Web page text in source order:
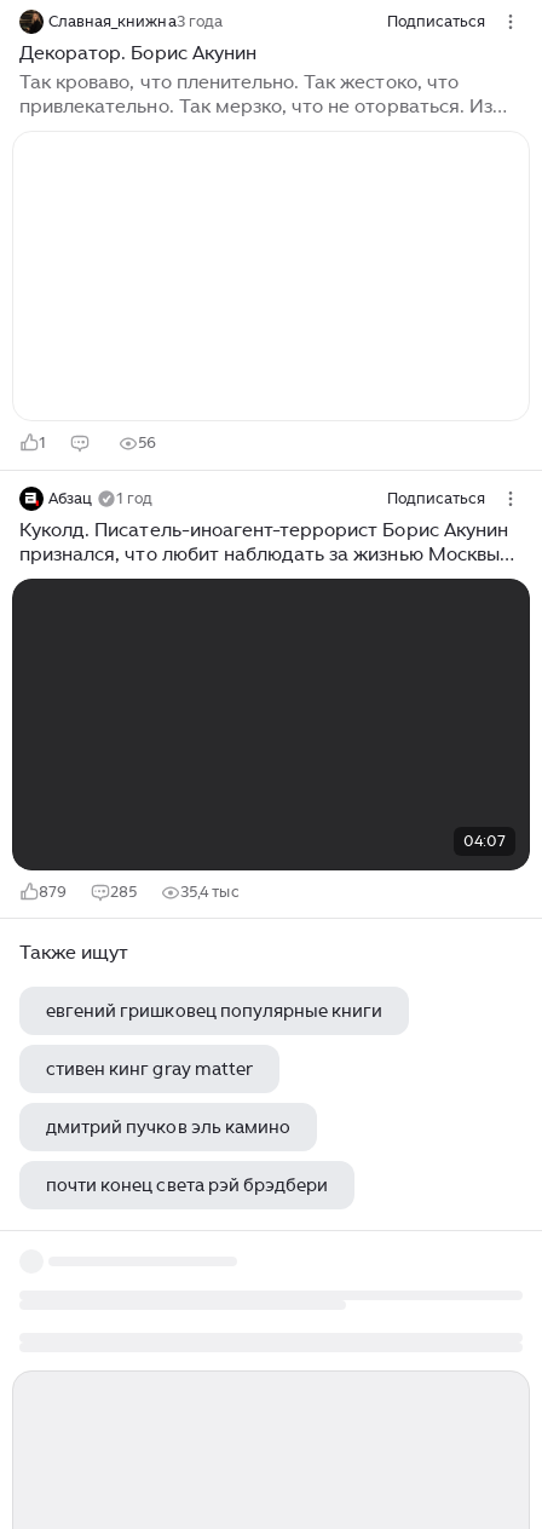
Славная_книжна3 года Подписаться
Декоратор. Борис Акунин
Так кроваво, что пленительно. Так жестоко, что
привлекательно. Так мерзко, что не оторваться. Из
1 56
Абзац 1 год Подписаться
Куколд. Писатель-иноагент-террорист Борис Акунин
признался, что любит наблюдать за жизнью Москвы
по веб-камерам
04:07
879 285 35,4 тыс
Также ищут
евгений гришковец популярные книги
стивен кинг gray matter
дмитрий пучков эль камино
почти конец света рэй брэдбери